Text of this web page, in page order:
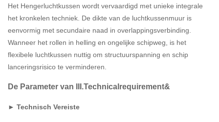
Het Hengerluchtkussen wordt vervaardigd met unieke integrale
het kronkelen techniek. De dikte van de luchtkussenmuur is
eenvormig met secundaire naad in overlappingsverbinding.
Wanneer het rollen in helling en ongelijke schipweg, is het
flexibele luchtkussen nuttig om structuurspanning en schip
lanceringsrisico te verminderen.
De Parameter van III.Technicalrequirement&
► Technisch Vereiste